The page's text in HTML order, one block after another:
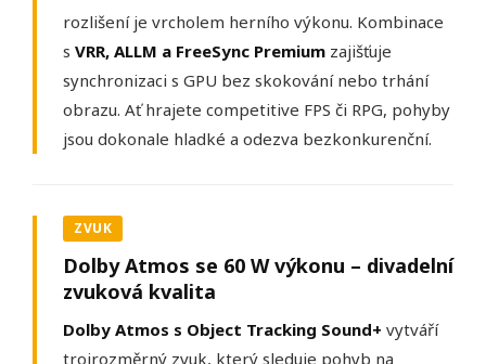
rozlišení je vrcholem herního výkonu. Kombinace
s VRR, ALLM a FreeSync Premium zajišťuje
synchronizaci s GPU bez skokování nebo trhání
obrazu. Ať hrajete competitive FPS či RPG, pohyby
jsou dokonale hladké a odezva bezkonkurenční.
ZVUK
Dolby Atmos se 60 W výkonu – divadelní
zvuková kvalita
Dolby Atmos s Object Tracking Sound+ vytváří
trojrozměrný zvuk, který sleduje pohyb na